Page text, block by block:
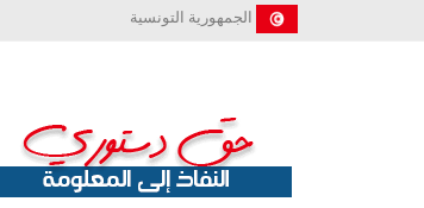
الجمهورية التونسية